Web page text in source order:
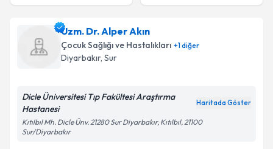
Uzm. Dr. Alper Akın
Çocuk Sağlığı ve Hastalıkları +1diğer
Diyarbakır, Sur
Dicle Üniversitesi Tıp Fakültesi Araştırma
Hastanesi
Haritada Göster
Kıtılbıl Mh. Dicle Ünv. 21280 Sur Diyarbakır, Kıtılbıl, 21100
Sur/Diyarbakır